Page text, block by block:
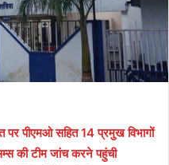
पर पीएमओ सहित 14 प्रमुख विभागों
की टीम जांच करने पहुंची